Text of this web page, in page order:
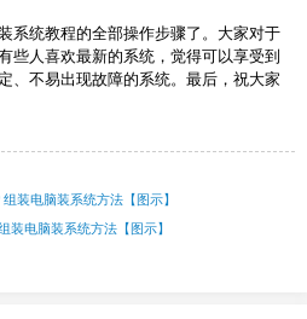
系统教程的全部操作步骤了。大家对于
些人喜欢最新的系统，觉得可以享受到
、不易出现故障的系统。最后，祝大家
装电脑装系统方法【图示】
装电脑装系统方法【图示】